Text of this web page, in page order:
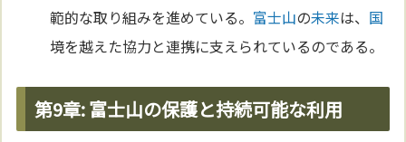
範的な取り組みを進めている。 富士山の未来は、 国
境を越えた協力と連携に支えられているのである。
第9章: 富士山の保護と持続可能な利用